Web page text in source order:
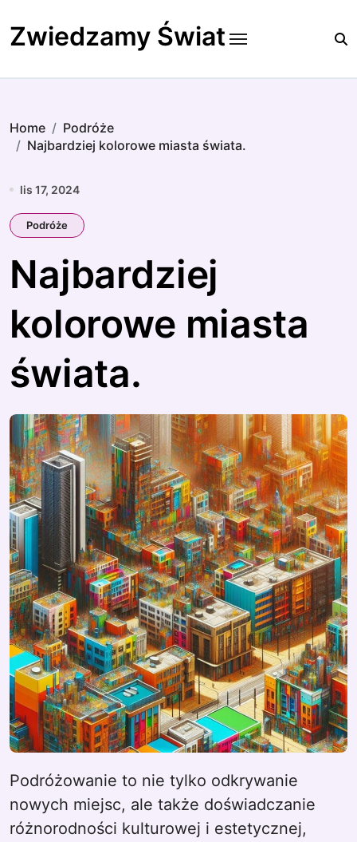
to
content
Zwiedzamy Świat
Home
Podróże
Najbardziej kolorowe miasta świata.
lis 17, 2024
Podróże
Najbardziej
kolorowe miasta
świata.
Podróżowanie to nie tylko odkrywanie
nowych miejsc, ale także doświadczanie
różnorodności kulturowej i estetycznej,